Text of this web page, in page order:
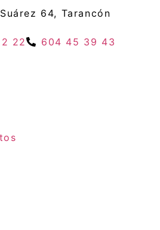
64, Tarancón
22
604 45 39 43